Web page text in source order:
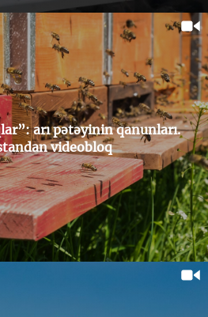
arı pətəyinin qanunları.
videobloq